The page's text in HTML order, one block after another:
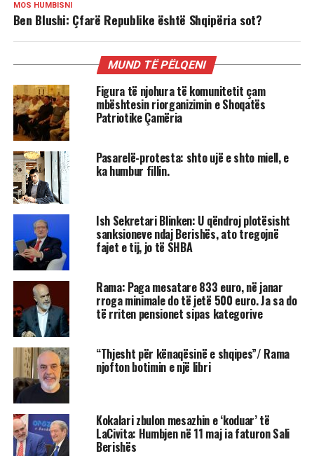
MOS HUMBISNI
Ben Blushi: Çfarë Republike është Shqipëria sot?
MUND TË PËLQENI
Figura të njohura të komunitetit çam
mbështesin riorganizimin e Shoqatës
Patriotike Çamëria
Pasarelë-protesta: shto ujë e shto miell, e
ka humbur fillin.
Ish Sekretari Blinken: U qëndroj plotësisht
sanksioneve ndaj Berishës, ato tregojnë
fajet e tij, jo të SHBA
Rama: Paga mesatare 833 euro, në janar
rroga minimale do të jetë 500 euro. Ja sa do
të rriten pensionet sipas kategorive
“Thjesht për kënaqësinë e shqipes”/ Rama
njofton botimin e një libri
Kokalari zbulon mesazhin e ‘koduar’ të
LaCivita: Humbjen në 11 maj ia faturon Sali
Berishës